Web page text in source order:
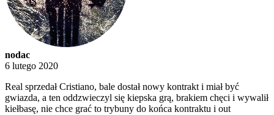
nodac
6 lutego 2020
Real sprzedał Cristiano, bale dostał nowy kontrakt i miał być
gwiazda, a ten oddzwieczyl się kiepska grą, brakiem chęci i wywalił
kiełbasę, nie chce grać to trybuny do końca kontraktu i out